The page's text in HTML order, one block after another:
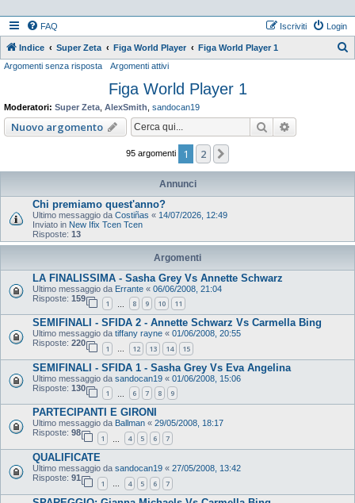
FAQ Login
Iscriviti
Indice Super Zeta Figa World Player Figa World Player 1
Argomenti senza risposta Argomenti attivi
Figa World Player 1
Moderatori: Super Zeta AlexSmith sandocan19
Nuovo argomento Cerca
95 argomenti 1 2
Annunci
Chi premiamo quest'anno?
Ultimo messaggio da Costiñas « 14/07/2026, 12:49
Inviato in New Ifix Tcen Tcen
Risposte: 13
Argomenti
LA FINALISSIMA - Sasha Grey Vs Annette Schwarz
Ultimo messaggio da Errante « 06/06/2008, 21:04
Risposte: 159
1 8 9 10 11
SEMIFINALI - SFIDA 2 - Annette Schwarz Vs Carmella Bing
Ultimo messaggio da tiffany rayne « 01/06/2008, 20:55
Risposte: 220
1 … 12 13 14 15
SEMIFINALI - SFIDA 1 - Sasha Grey Vs Eva Angelina
Ultimo messaggio da sandocan19 « 01/06/2008, 15:06
Risposte: 130
1 6 7 8 9
PARTECIPANTI E GIRONI
Ultimo messaggio da Ballman « 29/05/2008, 18:17
Risposte: 98
1 4 5 6 7
QUALIFICATE
Ultimo messaggio da sandocan19 « 27/05/2008, 13:42
Risposte: 91
1 … 4 5 6 7